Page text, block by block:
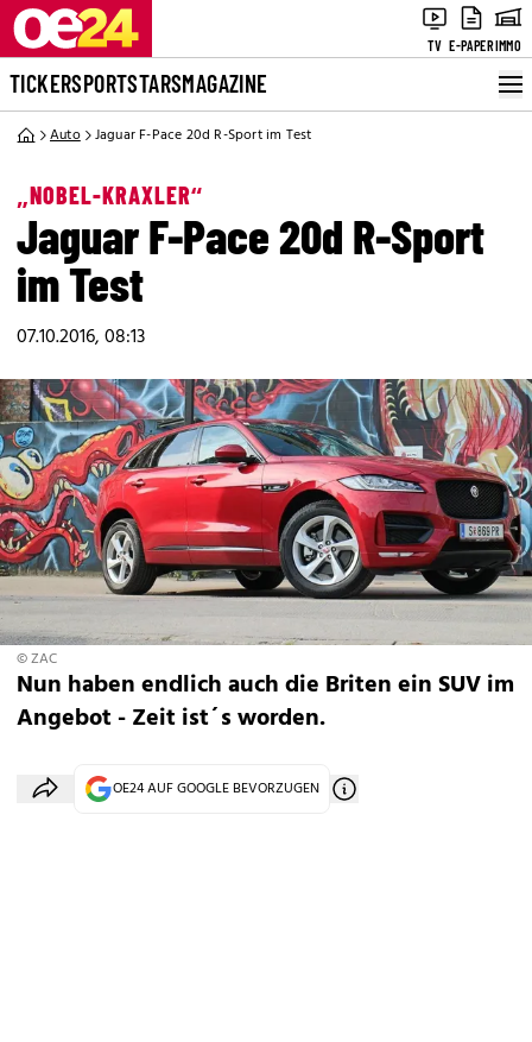
TV E-PAPERIMMO
TICKERSPORTSTARSMAGAZINE
Auto Jaguar F-Pace 20d R-Sport im Test
„NOBEL-KRAXLER“
Jaguar F-Pace 20d R-Sport
im Test
07.10.2016, 08:13
© ZAC
Nun haben endlich auch die Briten ein SUV im
Angebot - Zeit ist´s worden.
OE24 AUF GOOGLE BEVORZUGEN